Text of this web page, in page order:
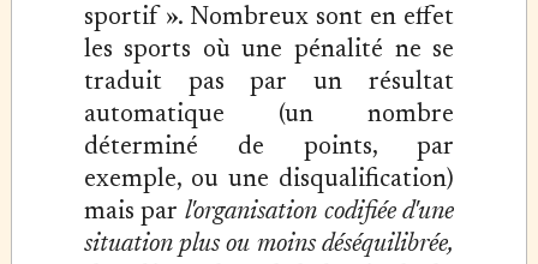
sportif ». Nombreux sont en effet
les sports où une pénalité ne se
traduit pas par un résultat
automatique (un nombre
déterminé de points, par
exemple, ou une disqualification)
mais par l'organisation codifiée d'une
situation plus ou moins déséquilibrée,